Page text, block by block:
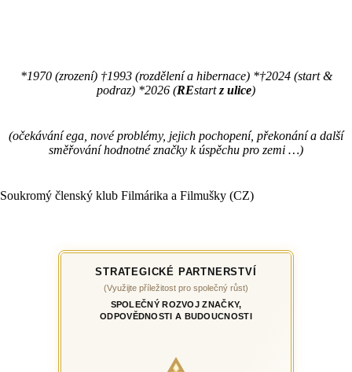
*1970 (zrození) †1993 (rozdělení a hibernace) *†2024 (start &
podraz) *2026 (REstartz ulice)
(očekávání ega, nové problémy, jejich pochopení, překonání a další
směřování hodnotné značky k úspěchu pro zemi …)
Soukromý členský klub Filmárika a Filmušky (CZ)
STRATEGICKÉ PARTNERSTVÍ
(Využijte příležitost pro společný růst)
SPOLEČNÝ ROZVOJ ZNAČKY,
ODPOVĚDNOSTI A BUDOUCNOSTI